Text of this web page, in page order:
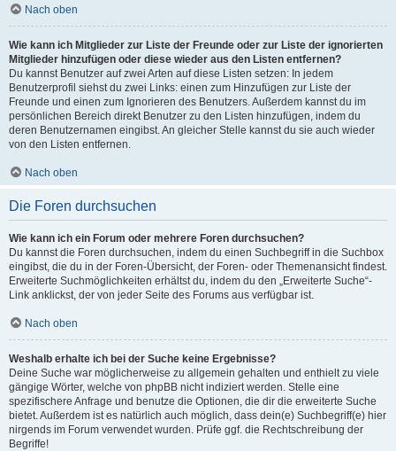
Nach oben
Wie kann ich Mitglieder zur Liste der Freunde oder zur Liste der ignorierten
Mitglieder hinzufügen oder diese wieder aus den Listen entfernen?
Du kannst Benutzer auf zwei Arten auf diese Listen setzen: In jedem
Benutzerprofil siehst du zwei Links: einen zum Hinzufügen zur Liste der
Freunde und einen zum Ignorieren des Benutzers. Außerdem kannst du im
persönlichen Bereich direkt Benutzer zu den Listen hinzufügen, indem du
deren Benutzernamen eingibst. An gleicher Stelle kannst du sie auch wieder
von den Listen entfernen.
Nach oben
Die Foren durchsuchen
Wie kann ich ein Forum oder mehrere Foren durchsuchen?
Du kannst die Foren durchsuchen, indem du einen Suchbegriff in die Suchbox
eingibst, die du in der Foren-Übersicht, der Foren- oder Themenansicht findest.
Erweiterte Suchmöglichkeiten erhältst du, indem du den „Erweiterte Suche“-
Link anklickst, der von jeder Seite des Forums aus verfügbar ist.
Nach oben
Weshalb erhalte ich bei der Suche keine Ergebnisse?
Deine Suche war möglicherweise zu allgemein gehalten und enthielt zu viele
gängige Wörter, welche von phpBB nicht indiziert werden. Stelle eine
spezifischere Anfrage und benutze die Optionen, die dir die erweiterte Suche
bietet. Außerdem ist es natürlich auch möglich, dass dein(e) Suchbegriff(e) hier
nirgends im Forum verwendet wurden. Prüfe ggf. die Rechtschreibung der
Begriffe!